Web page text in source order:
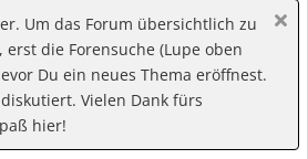
Um das Forum übersichtlich zu
die Forensuche (Lupe oben
Du ein neues Thema eröffnest.
Vielen Dank fürs
hier!